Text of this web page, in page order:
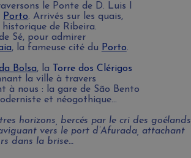
le Ponte de D. Luis I
Porto. Arrivés sur les quais,
de Ribeira.
Sé, pour admirer
, la fameuse cité du Porto.
Bolsa,la
Torre dos Clérigos
la ville à travers
à nous : la gare de São Bento
et néogothique…
horizons, bercés par le cri des goélands,
vers le port d’Afurada, attachant
dans la brise…